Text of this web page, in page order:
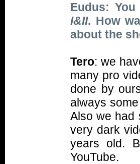
Eudus:
I&II. How
about the
Tero: we
many pro
done by
always
Also we had
very dark
years old.
YouTube.